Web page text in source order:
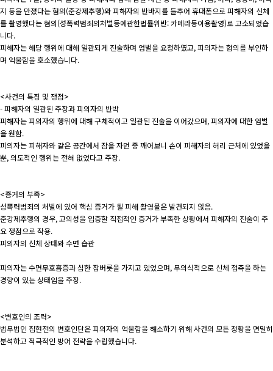
지 등을 만졌다는 혐의(준강제추행)와 피해자의 반바지를 들추어 휴대폰으로 피해자의 신체
를 촬영했다는 혐의(성폭력범죄의처벌등에관한법률위반: 카메라등이용촬영)로 고소되었습
니다.
피해자는 해당 행위에 대해 일관되게 진술하며 엄벌을 요청하였고, 피의자는 혐의를 부인하
며 억울함을 호소했습니다.
<사건의 특징 및 쟁점>
- 피해자의 일관된 주장과 피의자의 반박
피해자는 피의자의 행위에 대해 구체적이고 일관된 진술을 이어갔으며, 피의자에 대한 엄벌
을 원함.
피의자는 피해자와 같은 공간에서 잠을 자던 중 깨어보니 손이 피해자의 허리 근처에 있었을
뿐, 의도적인 행위는 전혀 없었다고 주장.
<증거의 부족>
성폭력범죄의 처벌에 있어 핵심 증거가 될 피해 촬영물은 발견되지 않음.
준강제추행의 경우, 고의성을 입증할 직접적인 증거가 부족한 상황에서 피해자의 진술이 주
요 쟁점으로 작용.
피의자의 신체 상태와 수면 습관
피의자는 수면무호흡증과 심한 잠버릇을 가지고 있었으며, 무의식적으로 신체 접촉을 하는
경향이 있는 상태임을 주장.
<변호인의 조력>
법무법인 집현전의 변호인단은 피의자의 억울함을 해소하기 위해 사건의 모든 정황을 면밀히
분석하고 적극적인 방어 전략을 수립했습니다.